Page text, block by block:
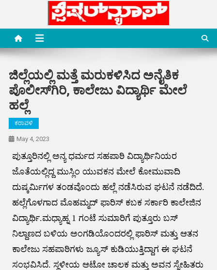
content
Special News Media
Special News Media
ಜಿಲ್ಲೆಯಲ್ಲಿ ಮತ್ತೆ ಮರುಕಳಿಸಿದ ಅನೈತಿಕ
ಪೊಲೀಸ್‌ಗಿರಿ, ಕಾಲೇಜು ವಿದ್ಯಾರ್ಥಿ ಮೇಲೆ
ಹಲ್ಲೆ
ಕರಾವಳಿ
May 4, 2023
ಪುತ್ತೂರಿನಲ್ಲಿ ಅನ್ಯ ಧರ್ಮದ ಸಹಪಾಠಿ ವಿದ್ಯಾರ್ಥಿನಿಯರ
ಜೊತೆಯಲ್ಲಿದ್ದ ಮುಸ್ಲಿಂ ಯುವಕನ ಮೇಲೆ ಕೋಮುವಾದಿ
ದುಷ್ಕರ್ಮಿಗಳ ತಂಡವೊಂದು ಹಲ್ಲೆ ನಡೆಸಿರುವ ಘಟನೆ ನಡೆದಿದೆ.
ಹಲ್ಲೆಗೊಳಗಾದ ಮೊಹಮ್ಮದ್ ಫಾರಿಸ್ ಕಬಕ ಸರ್ಕಾರಿ ಕಾಲೇಜಿನ
ವಿದ್ಯಾರ್ಥಿ.ಮಧ್ಯಾಹ್ನ 1 ಗಂಟೆ ಸುಮಾರಿಗೆ ಪುತ್ತೂರು ಬಸ್
ನಿಲ್ದಾಣದ ಬಳಿಯ ಅಂಗಡಿಯೊಂದರಲ್ಲಿ ಫಾರಿಸ್ ಮತ್ತು ಆತನ
ಕಾಲೇಜು ಸಹಪಾಠಿಗಳು ಜ್ಯೂಸ್ ಕುಡಿಯುತ್ತಿದ್ದಾಗ ಈ ಘಟನೆ
ಸಂಭವಿಸಿದೆ. ಸ್ಥಳೀಯ ಆಟೋ ಚಾಲಕ ಮತ್ತು ಅವನ ಸ್ನೇಹಿತರು